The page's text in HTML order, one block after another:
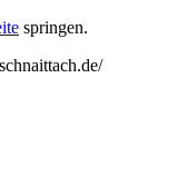
springen.